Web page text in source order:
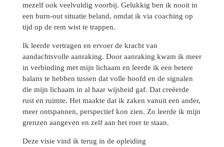
mezelf ook veelvuldig voorbij. Gelukkig ben ik nooit in
een burn-out situatie beland, omdat ik via coaching op
tijd op de rem wist te trappen.
Ik leerde vertragen en ervoer de kracht van
aandachtsvolle aanraking. Door aanraking kwam ik meer
in verbinding met mijn lichaam en leerde ik een betere
balans te hebben tussen dat volle hoofd en de signalen
die mijn lichaam in al haar wijsheid gaf. Dat creëerde
rust en ruimte. Het maakte dat ik zaken vanuit een ander,
meer ontspannen, perspectief kon zien. Zo leerde ik mijn
grenzen aangeven en zelf aan het roer te staan.
Deze visie vind ik terug in de opleiding